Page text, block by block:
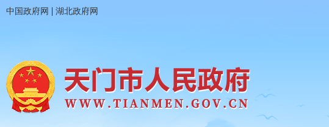
中国政府网 | 湖北政府网